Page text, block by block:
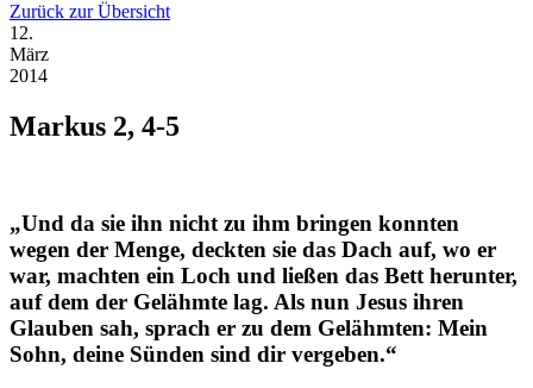
Zurück zur Übersicht
12.
März
2014
Markus 2, 4-5
„Und da sie ihn nicht zu ihm bringen konnten
wegen der Menge, deckten sie das Dach auf, wo er
war, machten ein Loch und ließen das Bett herunter,
auf dem der Gelähmte lag. Als nun Jesus ihren
Glauben sah, sprach er zu dem Gelähmten: Mein
Sohn, deine Sünden sind dir vergeben.“